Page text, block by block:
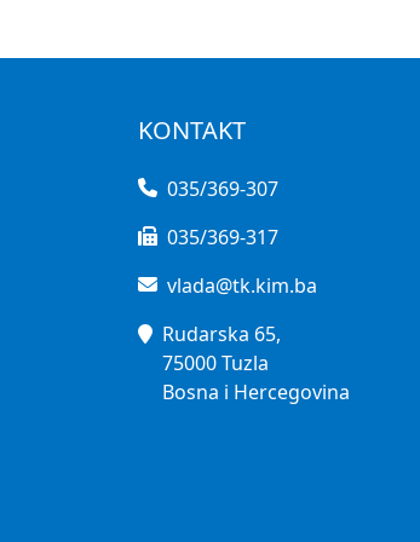
KONTAKT
035/369-307
035/369-317
vlada@tk.kim.ba
Rudarska 65,
75000 Tuzla
Bosna i Hercegovina